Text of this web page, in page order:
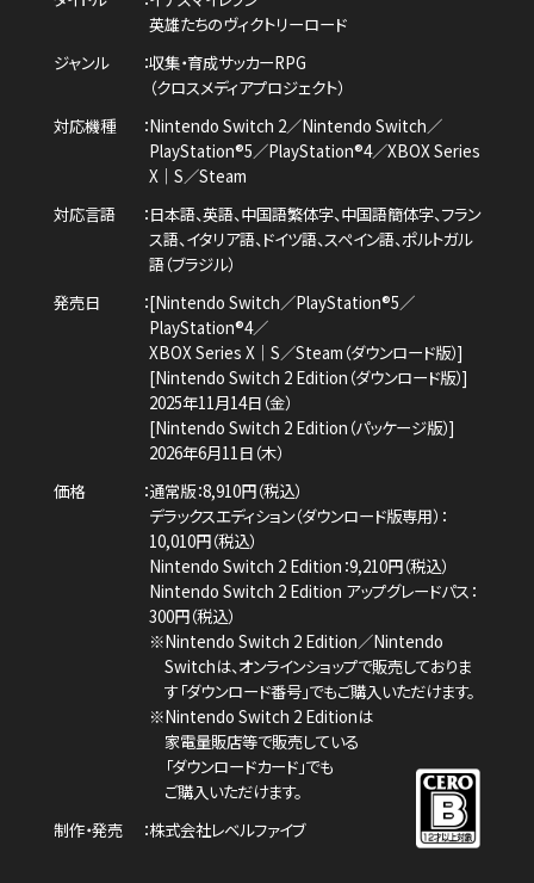
英雄たちのヴィクトリーロード
ジャンル
収集・育成サッカーRPG
（クロスメディアプロジェクト）
対応機種
Nintendo Switch 2／Nintendo Switch／
PlayStation®5／PlayStation®4／XBOX Series
X｜S／Steam
対応言語
日本語、英語、中国語繁体字、中国語簡体字、フラン
ス語、イタリア語、ドイツ語、スペイン語、ポルトガル
語（ブラジル）
発売日
[Nintendo Switch／PlayStation®5／
PlayStation®4／
XBOX Series X｜S／Steam（ダウンロード版）]
[Nintendo Switch 2 Edition（ダウンロード版）]
2025年11月14日（金）
[Nintendo Switch 2 Edition（パッケージ版）]
2026年6月11日（木）
価格
通常版：8,910円（税込）
デラックスエディション（ダウンロード版専用）：
10,010円（税込）
Nintendo Switch 2 Edition：9,210円（税込）
Nintendo Switch 2 Edition アップグレードパス：
300円（税込）
※Nintendo Switch 2 Edition／Nintendo
Switchは、オンラインショップで販売しておりま
す「ダウンロード番号」でもご購入いただけます。
※Nintendo Switch 2 Editionは
家電量販店等で販売している
「ダウンロードカード」でも
ご購入いただけます。
制作・発売
株式会社レベルファイブ